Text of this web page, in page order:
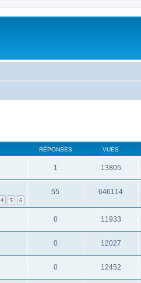
RÉPONSES VUES
1 13805
4 5 6
55 646114
0 11933
0 12027
0 12452